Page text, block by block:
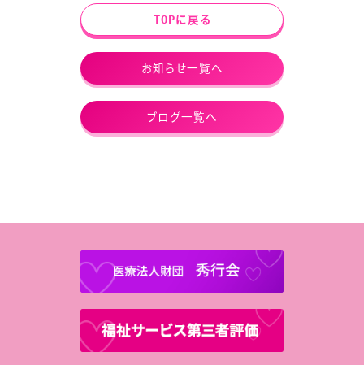
TOPに戻る
お知らせ一覧へ
ブログ一覧へ